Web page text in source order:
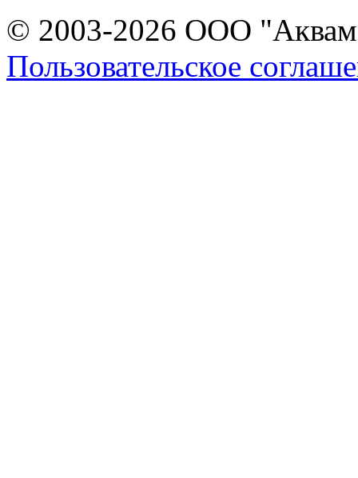
© 2003-2026 ООО
Пользовательское